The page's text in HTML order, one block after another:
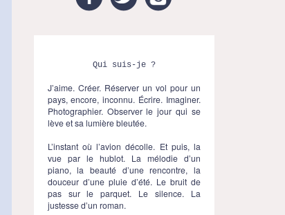
Qui suis-je ?
J’aime. Créer. Réserver un vol pour un
pays, encore, inconnu. Écrire. Imaginer.
Photographier. Observer le jour qui se
lève et sa lumière bleutée.
L’instant où l’avion décolle. Et puis, la
vue par le hublot. La mélodie d’un
piano, la beauté d’une rencontre, la
douceur d’une pluie d’été. Le bruit de
pas sur le parquet. Le silence. La
justesse d’un roman.